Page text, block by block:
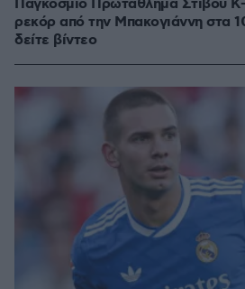
Παγκόσμιο Πρωτάθλημα Στίβου
ρεκόρ από την Μπακογιάννη στα
δείτε βίντεο